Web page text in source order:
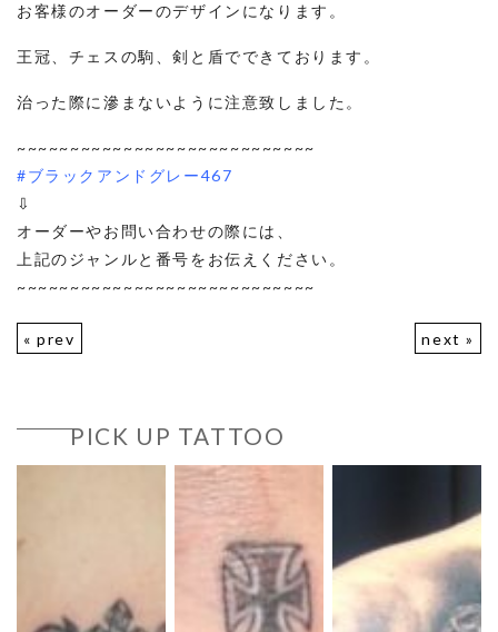
お客様のオーダーのデザインになります。
王冠、チェスの駒、剣と盾でできております。
治った際に滲まないように注意致しました。
~~~~~~~~~~~~~~~~~~~~~~~~~~~~
#ブラックアンドグレー467
⇩
オーダーやお問い合わせの際には、
上記のジャンルと番号をお伝えください。
~~~~~~~~~~~~~~~~~~~~~~~~~~~~
« prev next »
PICK UP TATTOO